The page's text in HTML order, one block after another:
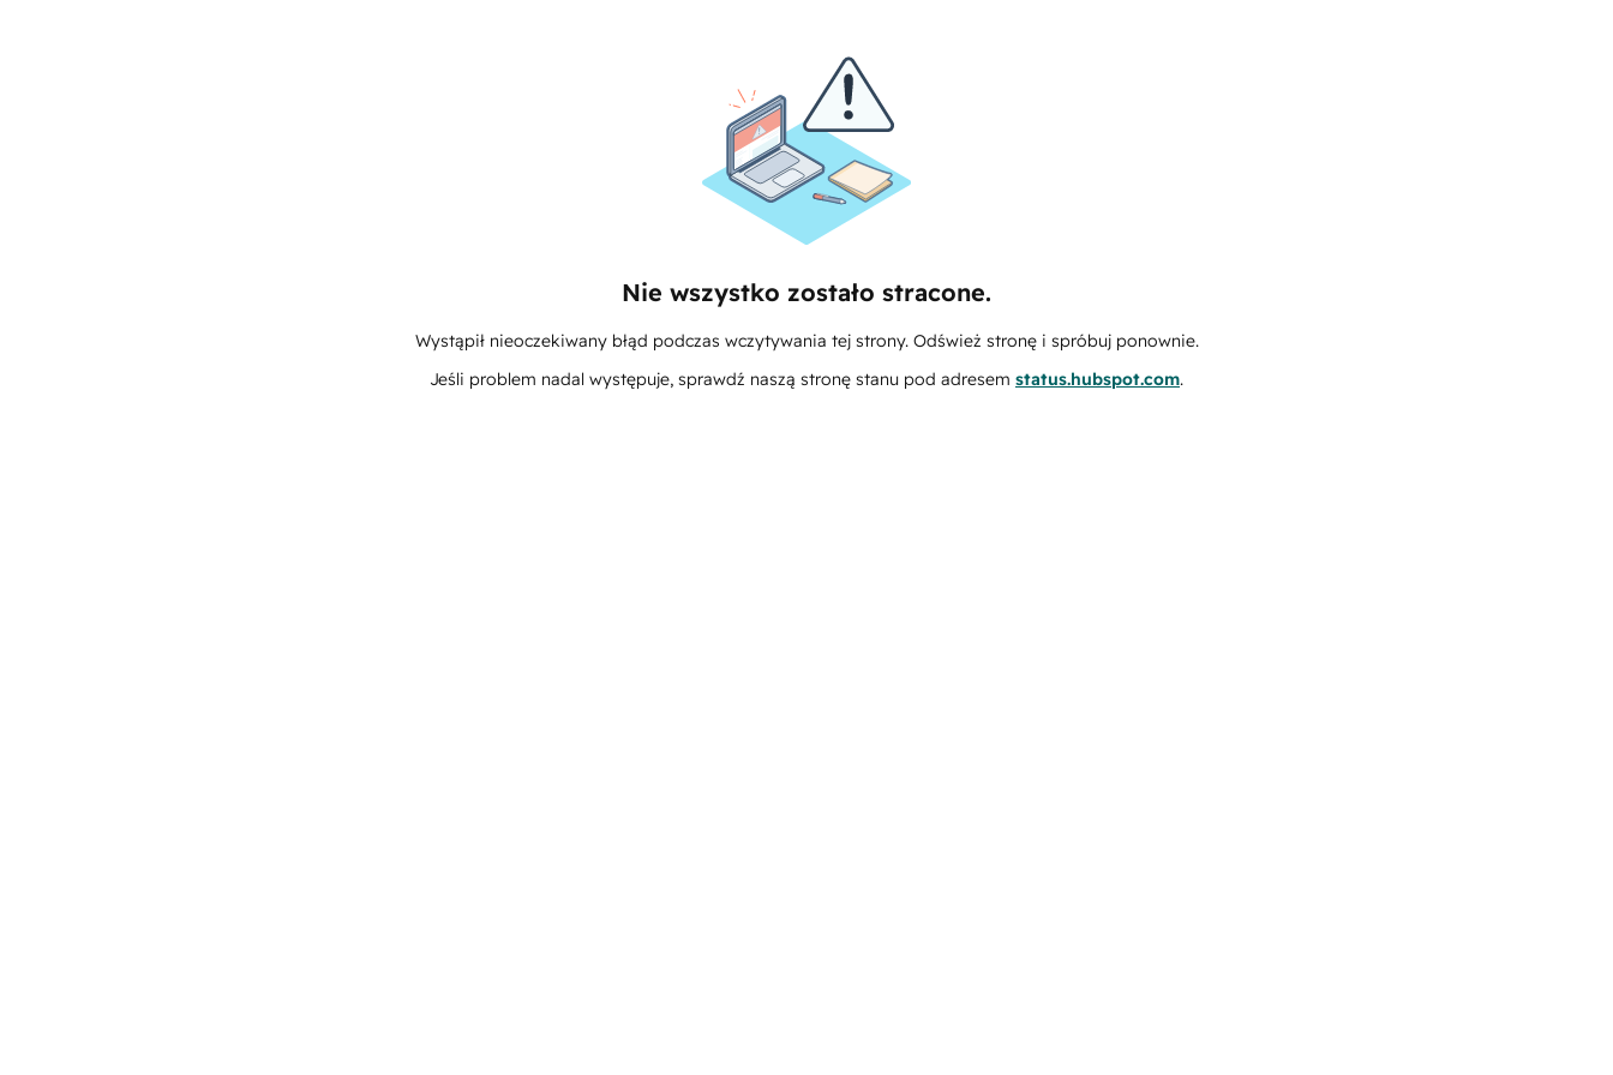
Nie wszystko zostało stracone.
Wystąpił nieoczekiwany błąd podczas wczytywania tej strony. Odśwież stronę i spróbuj ponownie.
Jeśli problem nadal występuje, sprawdź naszą stronę stanu pod adresem status.hubspot.com.